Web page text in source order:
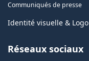
Communiqués de presse
Identité visuelle & Logo
Réseaux sociaux